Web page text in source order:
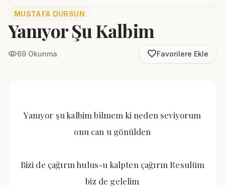
MUSTAFA DURSUN
Yanıyor Şu Kalbim
visibility69 Okunma favorite_borderFavorilere Ekle
Yanıyor şu kalbim bilmem ki neden seviyorum
onu can u gönülden
Bizi de çağırın hulus-u kalpten çağırın Resulüm
biz de gelelim